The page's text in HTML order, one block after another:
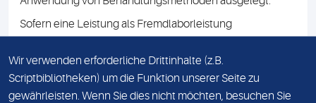
Sofern eine Leistung als Fremdlaborleistung
Namen des Fremdlabors mit. Mit der Beauftragung der
Fremdlaborleistung erklären Sie sich mit dieser
Vereinbarung einverstanden.
Wir verwenden erforderliche Drittinhalte (z.B.
Scriptbibliotheken) um die Funktion unserer Seite zu
gewährleisten. Wenn Sie dies nicht möchten, besuchen Sie